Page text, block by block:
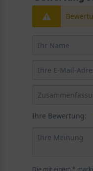
Ihre Bewertung:
Die mit einem *